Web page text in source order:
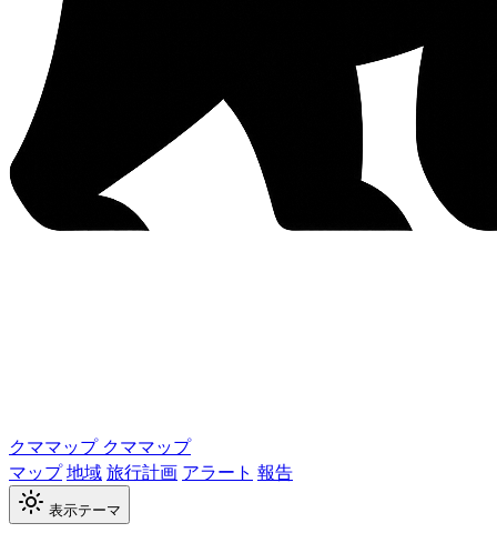
クママップ クママップ
マップ地域旅行計画 アラート 報告
表示テーマ